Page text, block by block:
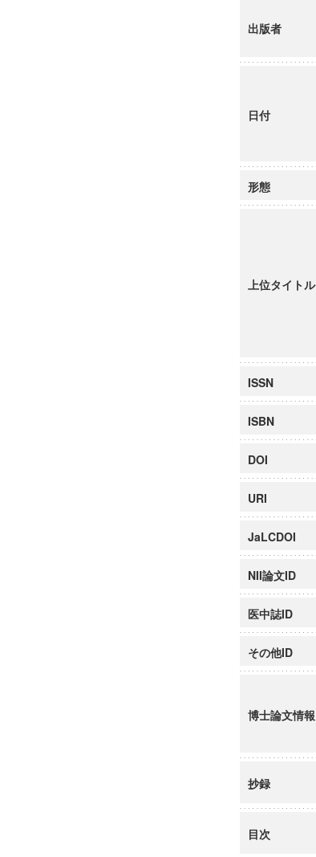
慶應義塾大学グローバルCOEプログラム市民社
博士課程教育リーディングプログラム「超成熟
出版者
日付
形態
上位タイトル
ISSN
ISBN
DOI
URI
JaLCDOI
NII論文ID
医中誌ID
その他ID
博士論文情報
抄録
目次